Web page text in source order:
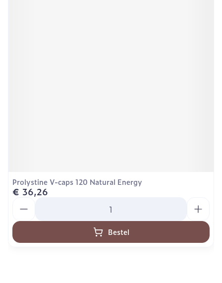
Prolystine V-caps 120 Natural Energy
€ 36,26
Bestel